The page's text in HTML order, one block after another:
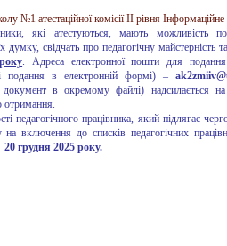
№1 атестаційної комісії ІІ рівня
які атестуються, мають можливість
свідчать про педагогічну майстерність
. Адреса електронної пошти для подання
подання в електронній формі) –
в окремому файлі) надсилається
отримання.
педагогічного працівника, який підлягає
включення до списків педагогічних
20 грудня 2025 року.